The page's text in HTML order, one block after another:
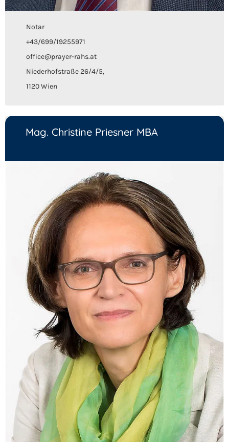
Notar
+43/699/19255971
office@prayer-rahs.at
Niederhofstraße 26/4/5,
1120 Wien
Mag. Christine Priesner MBA